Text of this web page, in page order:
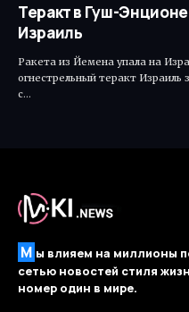
Теракт в Гуш-
Израиль
Ракета из Йемена упала на
огнестрельный теракт Израиль
с…
М ы влияем на миллионы
сетью новостей стиля
номер один в мире.